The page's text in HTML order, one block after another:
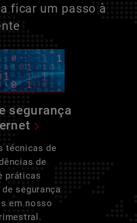
ficar um passo à
segurança
técnicas de
de
práticas
segurança
em nosso